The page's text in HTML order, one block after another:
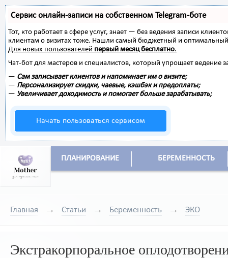
Сервис онлайн-записи на собственном Telegram-боте
Тот, кто работает в сфере услуг, знает — без ведения записи
клиентам о визитах тоже. Нашли самый бюджетный и
Для новых пользователей первый месяц бесплатно.
Чат-бот для мастеров и специалистов, который упрощает ведение
— Сам записывает клиентов и напоминает им о визите;
— Персонализирует скидки, чаевые, кэшбэк и предоплаты;
— Увеличивает доходимость и помогает больше зарабатывать;
Начать пользоваться сервисом
ПЛАНИРОВАНИЕ БЕРЕМЕННОСТЬ
Главная Статьи Беременность ЭКО
Экстракорпоральное